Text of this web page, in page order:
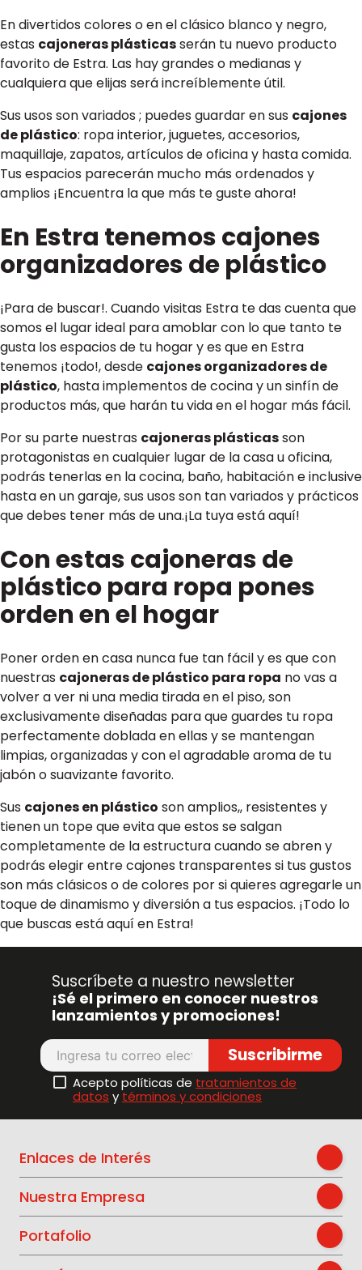
En divertidos colores o en el clásico blanco y negro,
estas cajoneras plásticasserán tu nuevo producto
favorito de Estra. Las hay grandes o medianas y
cualquiera que elijas será increíblemente útil.
Sus usos son variados ; puedes guardar en sus cajones
de plástico: ropa interior, juguetes, accesorios,
maquillaje, zapatos, artículos de oficina y hasta comida.
Tus espacios parecerán mucho más ordenados y
amplios ¡Encuentra la que más te guste ahora!
En Estra tenemos cajones
organizadores de plástico
¡Para de buscar!. Cuando visitas Estra te das cuenta que
somos el lugar ideal para amoblar con lo que tanto te
gusta los espacios de tu hogar y es que en Estra
tenemos ¡todo!, desde cajones organizadores de
plástico, hasta implementos de cocina y un sinfín de
productos más, que harán tu vida en el hogar más fácil.
Por su parte nuestras cajoneras plásticasson
protagonistas en cualquier lugar de la casa u oficina,
podrás tenerlas en la cocina, baño, habitación e inclusive
hasta en un garaje, sus usos son tan variados y prácticos
que debes tener más de una.¡La tuya está aquí!
Con estas cajoneras de
plástico para ropa pones
orden en el hogar
Poner orden en casa nunca fue tan fácil y es que con
nuestras cajoneras de plástico para ropa no vas a
volver a ver ni una media tirada en el piso, son
exclusivamente diseñadas para que guardes tu ropa
perfectamente doblada en ellas y se mantengan
limpias, organizadas y con el agradable aroma de tu
jabón o suavizante favorito.
Sus cajones en plástico son amplios,, resistentes y
tienen un tope que evita que estos se salgan
completamente de la estructura cuando se abren y
podrás elegir entre cajones transparentes si tus gustos
son más clásicos o de colores por si quieres agregarle un
toque de dinamismo y diversión a tus espacios. ¡Todo lo
que buscas está aquí en Estra!
Suscríbete a nuestro newsletter
¡Sé el primero en conocer nuestros
lanzamientos y promociones!
Suscribirme
Acepto políticas de tratamientos de
datos y términos y condiciones
Enlaces de Interés
Nuestra Empresa
Portafolio